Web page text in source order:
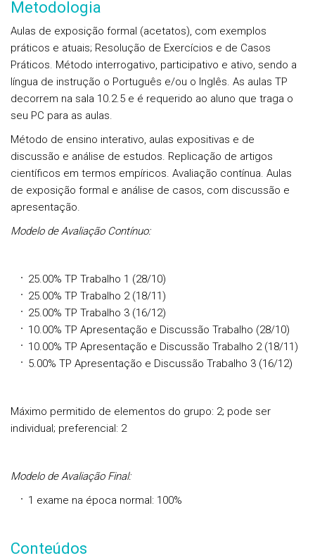
Metodologia
Aulas de exposição formal (acetatos), com exemplos
práticos e atuais; Resolução de Exercícios e de Casos
Práticos. Método interrogativo, participativo e ativo, sendo a
língua de instrução o Português e/ou o Inglês. As aulas TP
decorrem na sala 10.2.5 e é requerido ao aluno que traga o
seu PC para as aulas.
Método de ensino interativo, aulas expositivas e de
discussão e análise de estudos. Replicação de artigos
científicos em termos empíricos. Avaliação contínua. Aulas
de exposição formal e análise de casos, com discussão e
apresentação.
Modelo de Avaliação Contínuo:
25.00% TP Trabalho 1 (28/10)
25.00% TP Trabalho 2 (18/11)
25.00% TP Trabalho 3 (16/12)
10.00% TP Apresentação e Discussão Trabalho (28/10)
10.00% TP Apresentação e Discussão Trabalho 2 (18/11)
5.00% TP Apresentação e Discussão Trabalho 3 (16/12)
Máximo permitido de elementos do grupo: 2; pode ser
individual; preferencial: 2
Modelo de Avaliação Final:
1 exame na época normal: 100%
Conteúdos